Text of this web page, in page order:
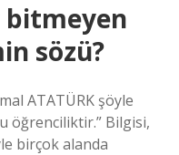
sözü?
ATATÜRK şöyle
öğrenciliktir.” Bilgisi,
birçok alanda